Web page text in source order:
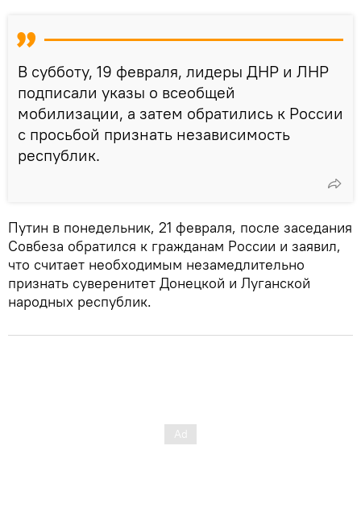
В субботу, 19 февраля, лидеры ДНР и ЛНР
подписали указы о всеобщей
мобилизации, а затем обратились к России
с просьбой признать независимость
республик.
Путин в понедельник, 21 февраля, после заседания
Совбеза обратился к гражданам России и заявил,
что считает необходимым незамедлительно
признать суверенитет Донецкой и Луганской
народных республик.